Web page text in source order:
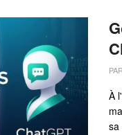
PAR
À
sa